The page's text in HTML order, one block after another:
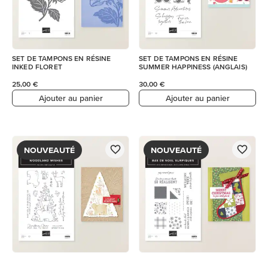
SET DE TAMPONS EN RÉSINE
INKED FLORET
25,00 €
Ajouter au panier
SET DE TAMPONS EN RÉSINE
SUMMER HAPPINESS (ANGLAIS)
30,00 €
Ajouter au panier
NOUVEAUTÉ NOUVEAUTÉ